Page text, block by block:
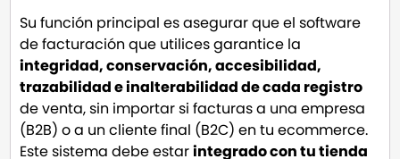
Su función principal es asegurar que el software
de facturación que utilices garantice la
integridad, conservación, accesibilidad,
trazabilidad e inalterabilidad de cada registro
de venta, sin importar si facturas a una empresa
(B2B) o a un cliente final (B2C) en tu ecommerce.
Este sistema debe estarintegrado con tu tienda